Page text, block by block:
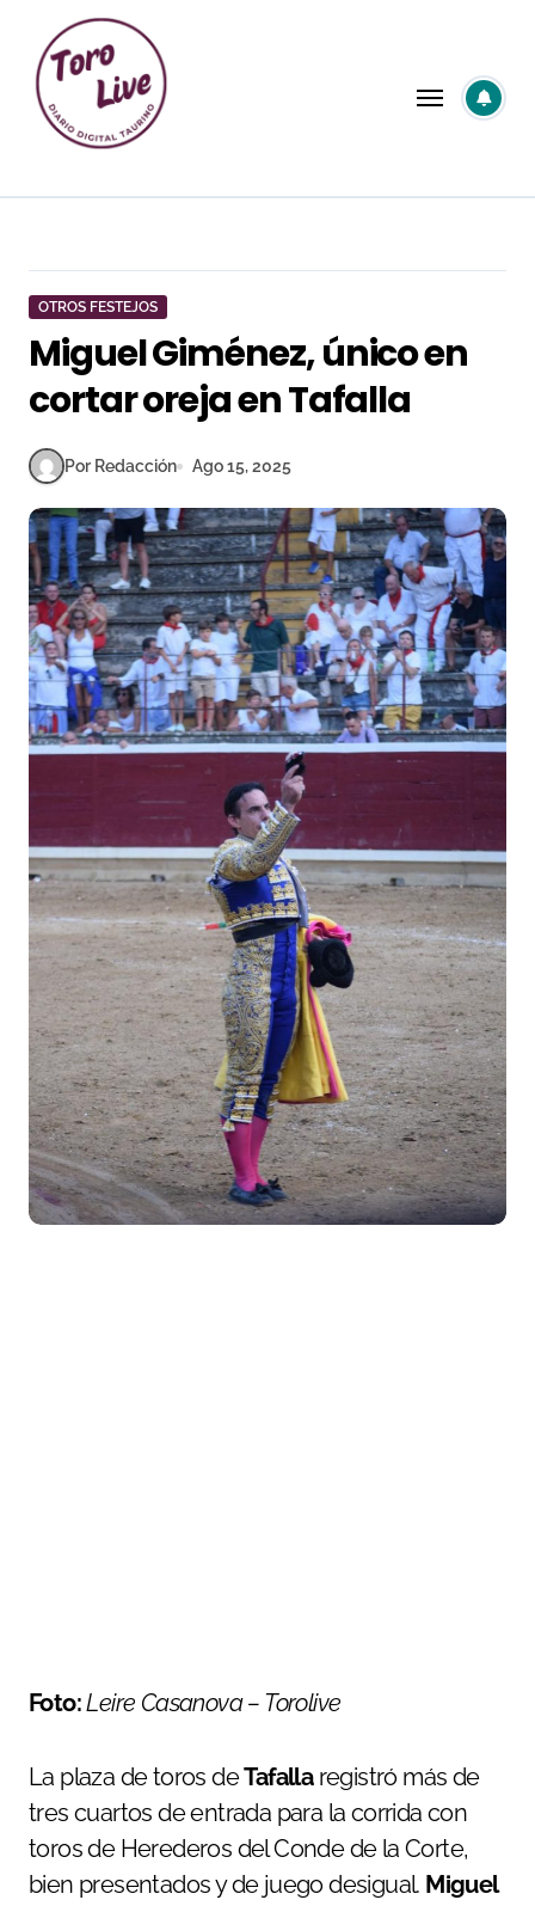
contenido
OTROS FESTEJOS
Miguel Giménez, único en
cortar oreja en Tafalla
Por Redacción Ago 15, 2025
Foto:Leire Casanova – Torolive
La plaza de toros deTafalla registró más de
tres cuartos de entrada para la corrida con
toros de Herederos del Conde de la Corte,
bien presentados y de juego desigual. Miguel